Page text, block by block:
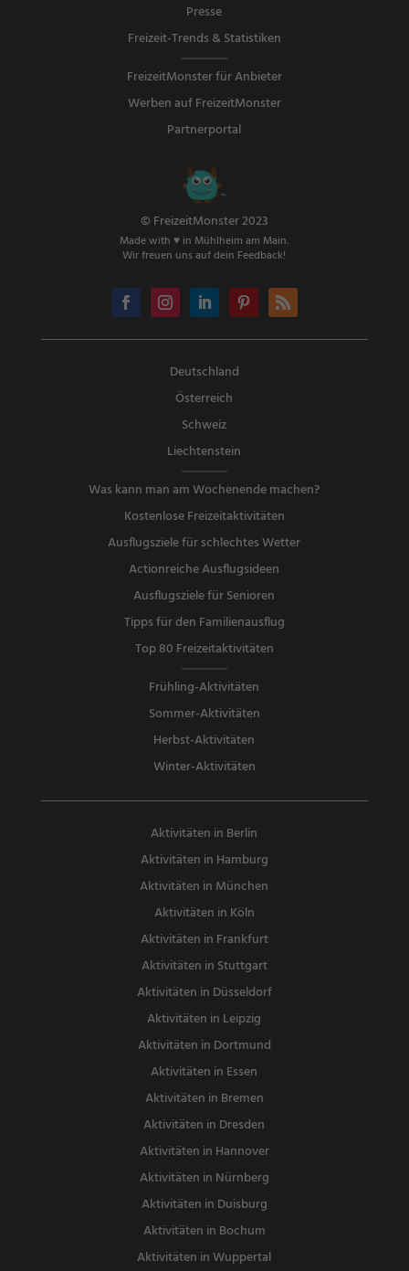
Presse
Freizeit-Trends & Statistiken
FreizeitMonster für Anbieter
Werben auf FreizeitMonster
Partnerportal
© FreizeitMonster 2023
Made with ♥ in Mühlheim am Main.
Wir freuen uns auf dein Feedback!
Deutschland
Österreich
Schweiz
Liechtenstein
Was kann man am Wochenende machen?
Kostenlose Freizeitaktivitäten
Ausflugsziele für schlechtes Wetter
Actionreiche Ausflugsideen
Ausflugsziele für Senioren
Tipps für den Familienausflug
Top 80 Freizeitaktivitäten
Frühling-Aktivitäten
Sommer-Aktivitäten
Herbst-Aktivitäten
Winter-Aktivitäten
Aktivitäten in Berlin
Aktivitäten in Hamburg
Aktivitäten in München
Aktivitäten in Köln
Aktivitäten in Frankfurt
Aktivitäten in Stuttgart
Aktivitäten in Düsseldorf
Aktivitäten in Leipzig
Aktivitäten in Dortmund
Aktivitäten in Essen
Aktivitäten in Bremen
Aktivitäten in Dresden
Aktivitäten in Hannover
Aktivitäten in Nürnberg
Aktivitäten in Duisburg
Aktivitäten in Bochum
Aktivitäten in Wuppertal